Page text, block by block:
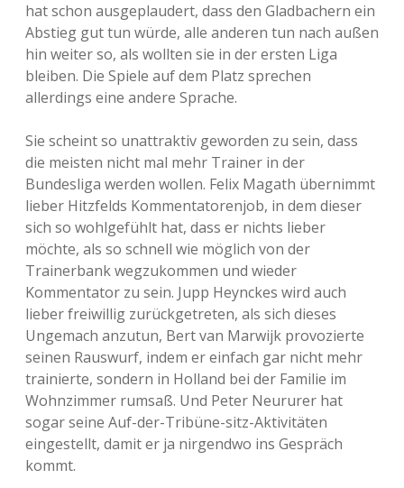
hat schon ausgeplaudert, dass den Gladbachern ein
Abstieg gut tun würde, alle anderen tun nach außen
hin weiter so, als wollten sie in der ersten Liga
bleiben. Die Spiele auf dem Platz sprechen
allerdings eine andere Sprache.
Sie scheint so unattraktiv geworden zu sein, dass
die meisten nicht mal mehr Trainer in der
Bundesliga werden wollen. Felix Magath übernimmt
lieber Hitzfelds Kommentatorenjob, in dem dieser
sich so wohlgefühlt hat, dass er nichts lieber
möchte, als so schnell wie möglich von der
Trainerbank wegzukommen und wieder
Kommentator zu sein. Jupp Heynckes wird auch
lieber freiwillig zurückgetreten, als sich dieses
Ungemach anzutun, Bert van Marwijk provozierte
seinen Rauswurf, indem er einfach gar nicht mehr
trainierte, sondern in Holland bei der Familie im
Wohnzimmer rumsaß. Und Peter Neururer hat
sogar seine Auf-der-Tribüne-sitz-Aktivitäten
eingestellt, damit er ja nirgendwo ins Gespräch
kommt.